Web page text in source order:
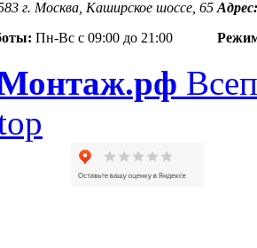
г. Москва, Каширское шоссе, 65
Пн-Вс с 09:00 до 21:00
Адрес: